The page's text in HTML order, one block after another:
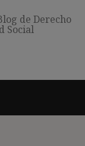
de Derecho
Social